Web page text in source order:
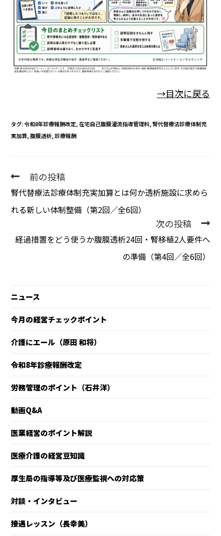
→目次に戻る
タグ:令和8年診療報酬改定, 在宅自己腹膜灌流指導管理料, 腎代替療法診療体制充
実加算, 腹膜透析, 診療報酬
前の投稿
腎代替療法診療体制充実加算とは何か――透析施設に求めら
れる新しい体制整備（第2回／全6回）
次の投稿
経過措置をどう使うか――腹膜透析24回・腎移植2人要件へ
の準備（第4回／全6回）
ニュース
今月の経営チェックポイント
介護にエール（原田 和将）
令和8年診療報酬改定
労務管理のポイント（石井洋）
動画Q&A
医業経営のポイント解説
医療介護の経営豆知識
厚生局の指導等及び医療監視への対応策
対談・インタビュー
接遇レッスン（長幸美）